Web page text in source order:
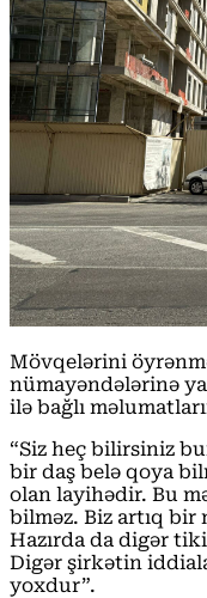
Mövqelərini
nümayəndələrinə
ilə bağlı
“Siz heç bilirsiniz
bir daş belə qoya
olan layihədir. Bu
bilməz. Biz artıq bir
Hazırda da digər
Digər şirkətin
yoxdur”.